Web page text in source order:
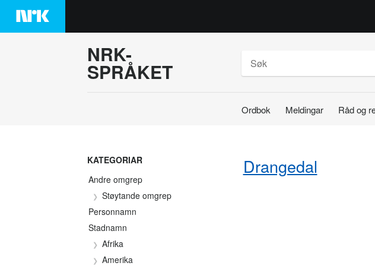
Hopp
innhaldet
NRK-
SPRÅKET
Ordbok Meldingar Råd og
KATEGORIAR
Andre omgrep
Støytande omgrep
Personnamn
Stadnamn
Afrika
Amerika
Drangedal